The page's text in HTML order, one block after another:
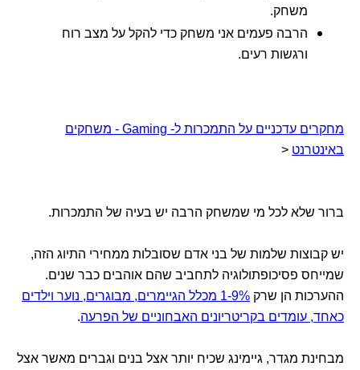
משחק.
הרבה פעמים אני משחק כדי להקל על מצב רוח
ורגשות רעים.
מחקרים עדכניים על התמכרות ל- Gaming - משחקים
באינטרנט <
ברור שלא לכל מי שמשחק הרבה יש בעיה של התמכרות.
יש קבוצות שלמות של בני אדם שסובלות ממחירי התיוג הזה,
שמייחס פסיכופתולוגיה לתחביב שהם אוהבים כבר שנים.
ההערכות הן שרק
1-9% מכלל הגיימרים, מבוגרים, נוער וילדים
כאחד, עומדים בקריטריונים האבחוניים של הפרעה.
מבחינת מגדר, גיימינג שכיח יותר אצל בנים וגברים מאשר אצל